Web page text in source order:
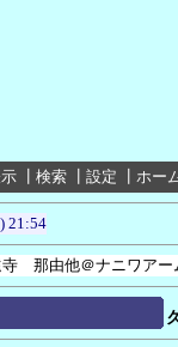
検索 設定 ホー
21:54
寺 那由他＠ナニワアー